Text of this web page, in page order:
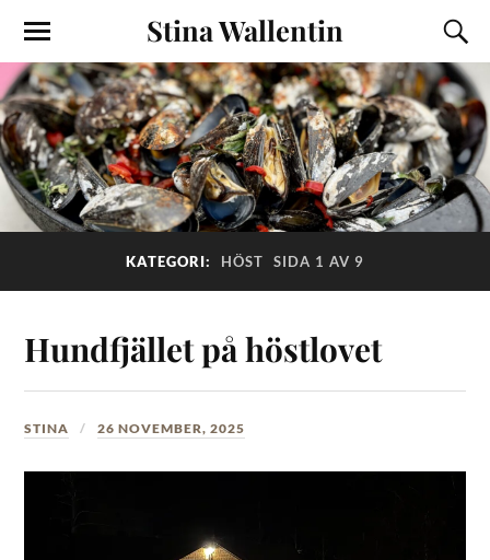
Stina Wallentin
KATEGORI: HÖST SIDA 1 AV 9
Hundfjället på höstlovet
STINA 26 NOVEMBER, 2025